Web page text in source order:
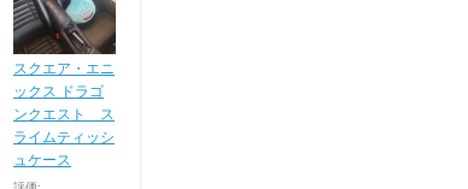
スクエア・エニ
ックス ドラゴ
ンクエスト ス
ライムティッシ
ュケース